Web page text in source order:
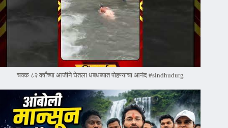
चक्क ८२ वर्षांच्या आजीने घेतला धबधब्यात पोहण्याचा आनंद #sindhudurg